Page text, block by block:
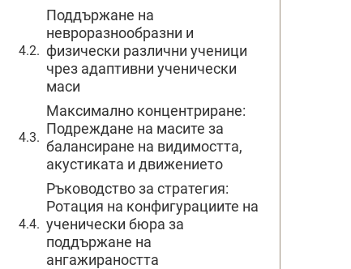
Поддържане на
невроразнообразни и
физически различни ученици
чрез адаптивни ученически
маси
Максимално концентриране:
Подреждане на масите за
балансиране на видимостта,
акустиката и движението
Ръководство за стратегия:
Ротация на конфигурациите на
ученически бюра за
поддържане на
ангажираността